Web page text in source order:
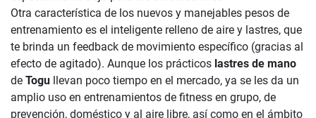
Otra característica de los nuevos y manejables pesos de
entrenamiento es el inteligente relleno de aire y lastres, que
te brinda un feedback de movimiento específico (gracias al
efecto de agitado). Aunque los prácticos lastres de mano
de Togu llevan poco tiempo en el mercado, ya se les da un
amplio uso en entrenamientos de fitness en grupo, de
prevención, doméstico y al aire libre, así como en el ámbito